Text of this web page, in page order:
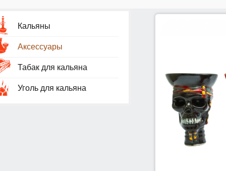
Кальяны
Аксессуары
Табак для кальяна
Уголь для кальяна